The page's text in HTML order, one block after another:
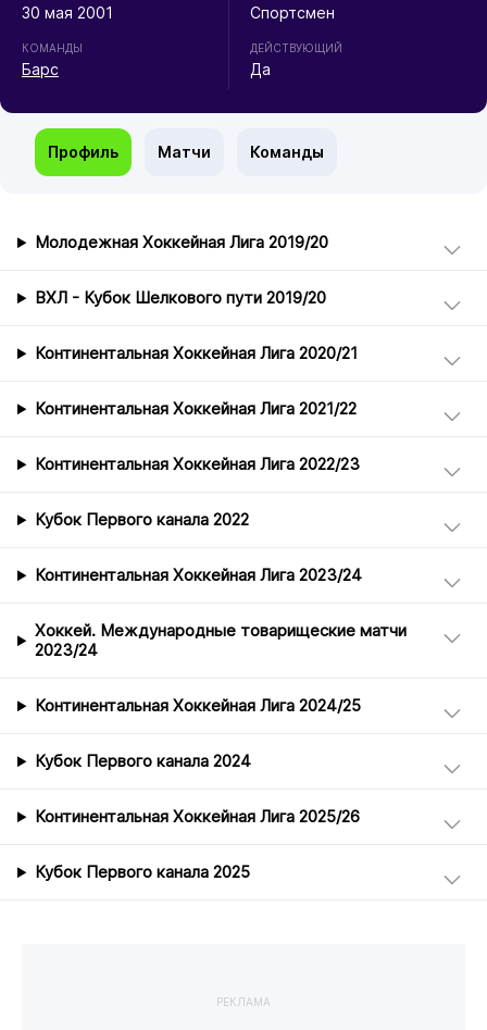
30 мая 2001
КОМАНДЫ
Барс
Спортсмен
ДЕЙСТВУЮЩИЙ
Да
Профиль Матчи Команды
Молодежная Хоккейная Лига 2019/20
ВХЛ - Кубок Шелкового пути 2019/20
Континентальная Хоккейная Лига 2020/21
Континентальная Хоккейная Лига 2021/22
Континентальная Хоккейная Лига 2022/23
Кубок Первого канала 2022
Континентальная Хоккейная Лига 2023/24
Хоккей. Международные товарищеские матчи
2023/24
Континентальная Хоккейная Лига 2024/25
Кубок Первого канала 2024
Континентальная Хоккейная Лига 2025/26
Кубок Первого канала 2025
РЕКЛАМА